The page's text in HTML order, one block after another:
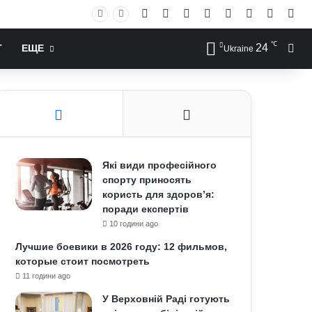
Facebook YouTubeInstagram
RSS Log In
ЕЩЕ Ukraine 24 ℃
Які види професійного
спорту приносять
користь для здоров’я:
поради експертів
10 години ago
Лучшие боевики в 2026 году: 12 фильмов,
которые стоит посмотреть
11 години ago
У Верховній Раді готують